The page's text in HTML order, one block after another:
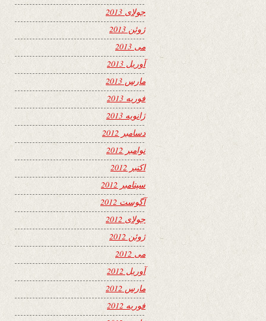
جولای 2013
ژوئن 2013
می 2013
آوریل 2013
مارس 2013
فوریه 2013
ژانویه 2013
دسامبر 2012
نوامبر 2012
اکتبر 2012
سپتامبر 2012
آگوست 2012
جولای 2012
ژوئن 2012
می 2012
آوریل 2012
مارس 2012
فوریه 2012